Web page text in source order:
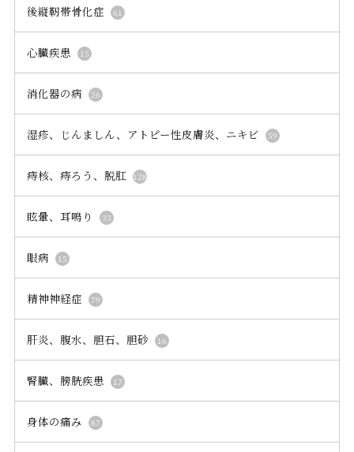
眩暈、耳鳴り 33
眼病 15
精神神経症 79
肝炎、腹水、胆石、胆砂 16
腎臓、膀胱疾患 17
身体の痛み 87
非結核性抗酸菌症 27
高血圧、脳梗塞、脳卒中 18
鼻炎、副鼻腔炎 24